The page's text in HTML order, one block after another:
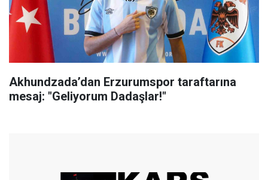
Akhundzada’dan Erzurumspor taraftarına
mesaj: "Geliyorum Dadaşlar!"